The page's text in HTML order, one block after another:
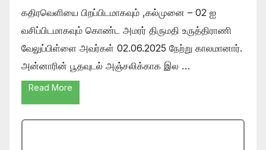
கதிரவெளியை பிறப்பிடமாகவும் ,கல்முனை – 02 ஐ
வசிப்பிடமாகவும் கொண்ட அமரர் திருமதி உருத்திராணி
வேலுப்பிள்ளை அவர்கள் 02.06.2025 நேற்று காலமானார்.
அன்னாரின் பூதவுடல் அஞ்சலிக்காக இல …
Read More